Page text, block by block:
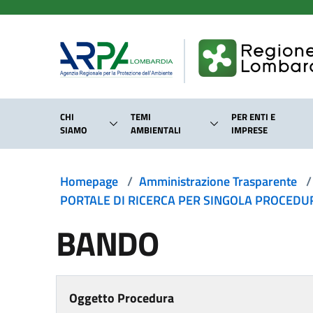
CHI
SIAMO
TEMI
AMBIENTALI
PER ENTI E
IMPRESE
Homepage / Amministrazione Trasparente /
PORTALE DI RICERCA PER SINGOLA
BANDO
Oggetto Procedura